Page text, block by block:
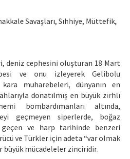
Savaşları, Sıhhiye, Müttefik,
deniz cephesini oluşturan 18 Mart
ve onu izleyerek Gelibolu
kara muharebeleri, dünyanın en
donatılmış en büyük zırhlı
bombardımanları altında,
geçmeyen siperlerde, boğaz
geçen ve harp tarihinde benzeri
ve Türkler için adeta “var olmak
büyük mücadeleler zinciridir.